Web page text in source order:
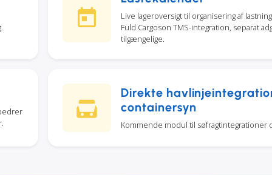
Live lageroversigt til organisering af
Fuld Cargoson TMS-integration, separat
tilgængelige.
Direkte
containersyn
Kommende modul til søfragtintegrationer